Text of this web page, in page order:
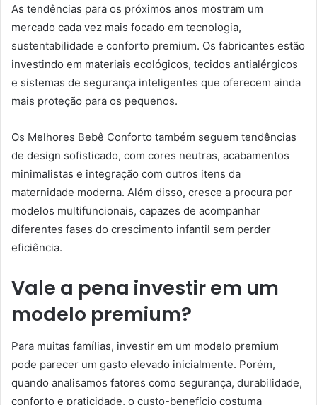
As tendências para os próximos anos mostram um
mercado cada vez mais focado em tecnologia,
sustentabilidade e conforto premium. Os fabricantes estão
investindo em materiais ecológicos, tecidos antialérgicos
e sistemas de segurança inteligentes que oferecem ainda
mais proteção para os pequenos.
Os Melhores Bebê Conforto também seguem tendências
de design sofisticado, com cores neutras, acabamentos
minimalistas e integração com outros itens da
maternidade moderna. Além disso, cresce a procura por
modelos multifuncionais, capazes de acompanhar
diferentes fases do crescimento infantil sem perder
eficiência.
Vale a pena investir em um
modelo premium?
Para muitas famílias, investir em um modelo premium
pode parecer um gasto elevado inicialmente. Porém,
quando analisamos fatores como segurança, durabilidade,
conforto e praticidade, o custo-benefício costuma